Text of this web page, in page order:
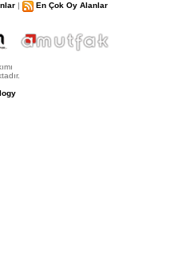
| En Çok Oy Alanlar